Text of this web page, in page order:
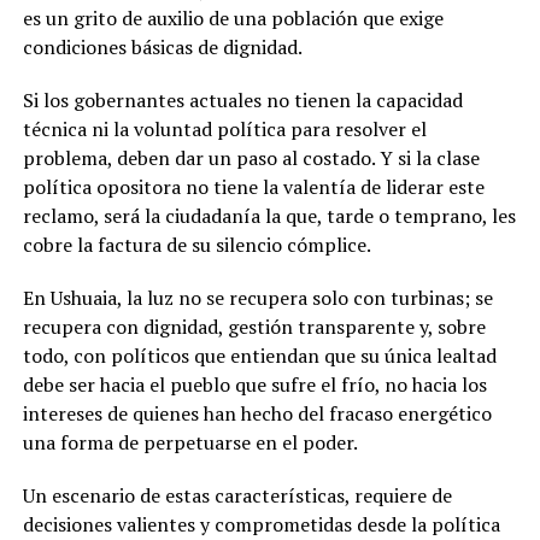
es un grito de auxilio de una población que exige
condiciones básicas de dignidad.
Si los gobernantes actuales no tienen la capacidad
técnica ni la voluntad política para resolver el
problema, deben dar un paso al costado. Y si la clase
política opositora no tiene la valentía de liderar este
reclamo, será la ciudadanía la que, tarde o temprano, les
cobre la factura de su silencio cómplice.
En Ushuaia, la luz no se recupera solo con turbinas; se
recupera con dignidad, gestión transparente y, sobre
todo, con políticos que entiendan que su única lealtad
debe ser hacia el pueblo que sufre el frío, no hacia los
intereses de quienes han hecho del fracaso energético
una forma de perpetuarse en el poder.
Un escenario de estas características, requiere de
decisiones valientes y comprometidas desde la política